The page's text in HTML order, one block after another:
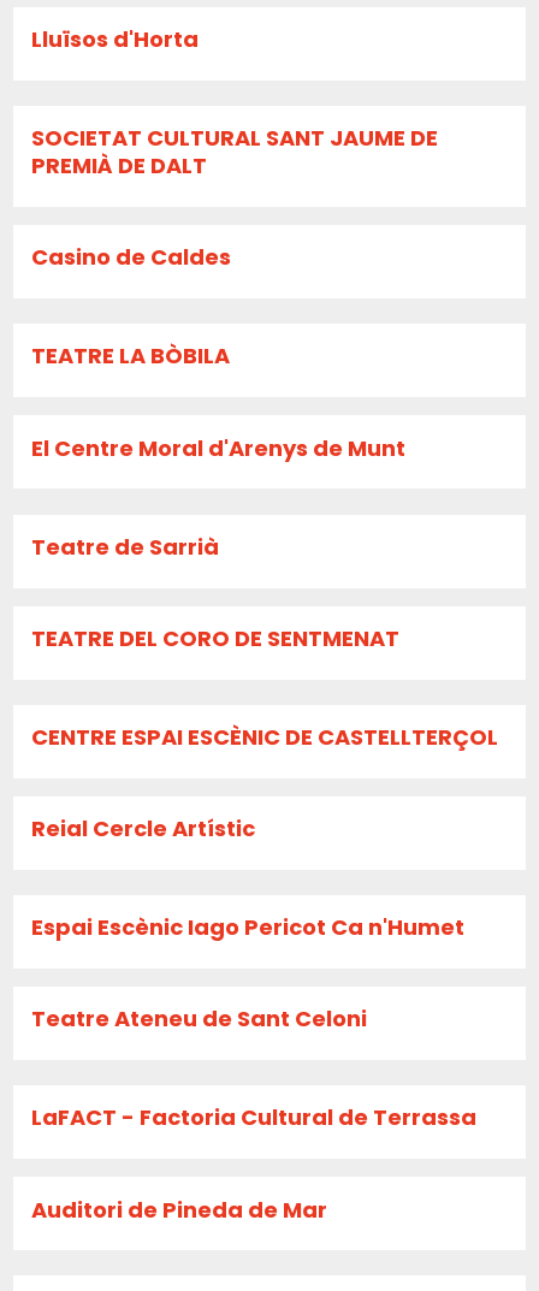
Lluïsos d'Horta
SOCIETAT CULTURAL SANT JAUME DE
PREMIÀ DE DALT
Casino de Caldes
TEATRE LA BÒBILA
El Centre Moral d'Arenys de Munt
Teatre de Sarrià
TEATRE DEL CORO DE SENTMENAT
CENTRE ESPAI ESCÈNIC DE CASTELLTERÇOL
Reial Cercle Artístic
Espai Escènic Iago Pericot Ca n'Humet
Teatre Ateneu de Sant Celoni
LaFACT - Factoria Cultural de Terrassa
Auditori de Pineda de Mar